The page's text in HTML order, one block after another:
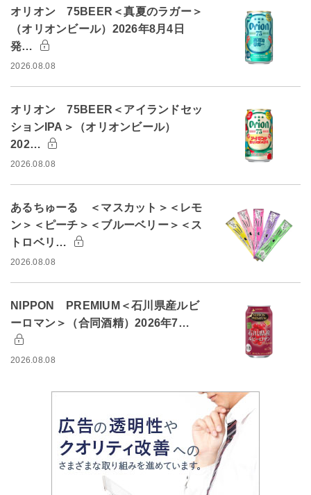
オリオン 75BEER＜真夏のラガー＞
（オリオンビール）2026年8月4日
発…
2026.08.08
オリオン 75BEER＜アイランドセッ
ションIPA＞（オリオンビール）
202…
2026.08.08
あるちゅーる ＜マスカット＞＜レモ
ン＞＜ピーチ＞＜ブルーベリー＞＜ス
トロベリ…
2026.08.08
NIPPON PREMIUM＜石川県産ルビ
ーロマン＞（合同酒精）2026年7…
2026.08.08